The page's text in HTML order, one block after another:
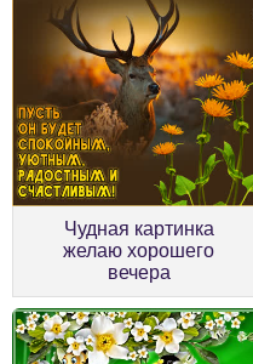
Чудная картинка
желаю хорошего
вечера